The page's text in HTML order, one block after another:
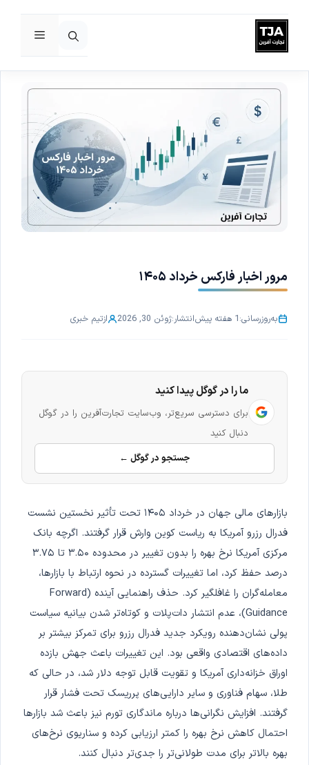
پرش
به
فهرست
مرور اخبار فارکس خرداد ۱۴۰۵
به‌روزرسانی:1 هفته پیش انتشار:ژوئن 30, 2026 ازتیم خبری
ما را در گوگل پیدا کنید
برای دسترسی سریع‌تر، وب‌سایت تجارت‌آفرین را در گوگل
دنبال کنید
جستجو در گوگل ←
بازارهای مالی جهان در خرداد ۱۴۰۵ تحت تأثیر نخستین نشست
فدرال رزرو آمریکا به ریاست کوین وارش قرار گرفتند. اگرچه بانک
مرکزی آمریکا نرخ بهره را بدون تغییر در محدوده ۳.۵۰ تا ۳.۷۵
درصد حفظ کرد، اما تغییرات گسترده در نحوه ارتباط با بازارها،
معامله‌گران را غافلگیر کرد. حذف راهنمایی آینده (Forward
Guidance)، عدم انتشار دات‌پلات و کوتاه‌تر شدن بیانیه سیاست
پولی نشان‌دهنده رویکرد جدید فدرال رزرو برای تمرکز بیشتر بر
داده‌های اقتصادی واقعی بود. این تغییرات باعث جهش بازده
اوراق خزانه‌داری آمریکا و تقویت قابل توجه دلار شد، در حالی که
طلا، سهام فناوری و سایر دارایی‌های پرریسک تحت فشار قرار
گرفتند. افزایش نگرانی‌ها درباره ماندگاری تورم نیز باعث شد بازارها
احتمال کاهش نرخ بهره را کمتر ارزیابی کرده و سناریوی نرخ‌های
بهره بالاتر برای مدت طولانی‌تر را جدی‌تر دنبال کنند.